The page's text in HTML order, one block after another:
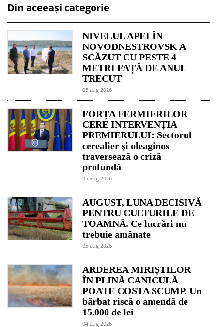
Din aceeași categorie
NIVELUL APEI ÎN
NOVODNESTROVSK A
SCĂZUT CU PESTE 4
METRI FAȚĂ DE ANUL
TRECUT
05 aug 2026
FORȚA FERMIERILOR
CERE INTERVENȚIA
PREMIERULUI: Sectorul
cerealier și oleaginos
traversează o criză
profundă
05 aug 2026
AUGUST, LUNA DECISIVĂ
PENTRU CULTURILE DE
TOAMNĂ. Ce lucrări nu
trebuie amânate
05 aug 2026
ARDEREA MIRIȘTILOR
ÎN PLINĂ CANICULĂ
POATE COSTA SCUMP. Un
bărbat riscă o amendă de
15.000 de lei
04 aug 2026